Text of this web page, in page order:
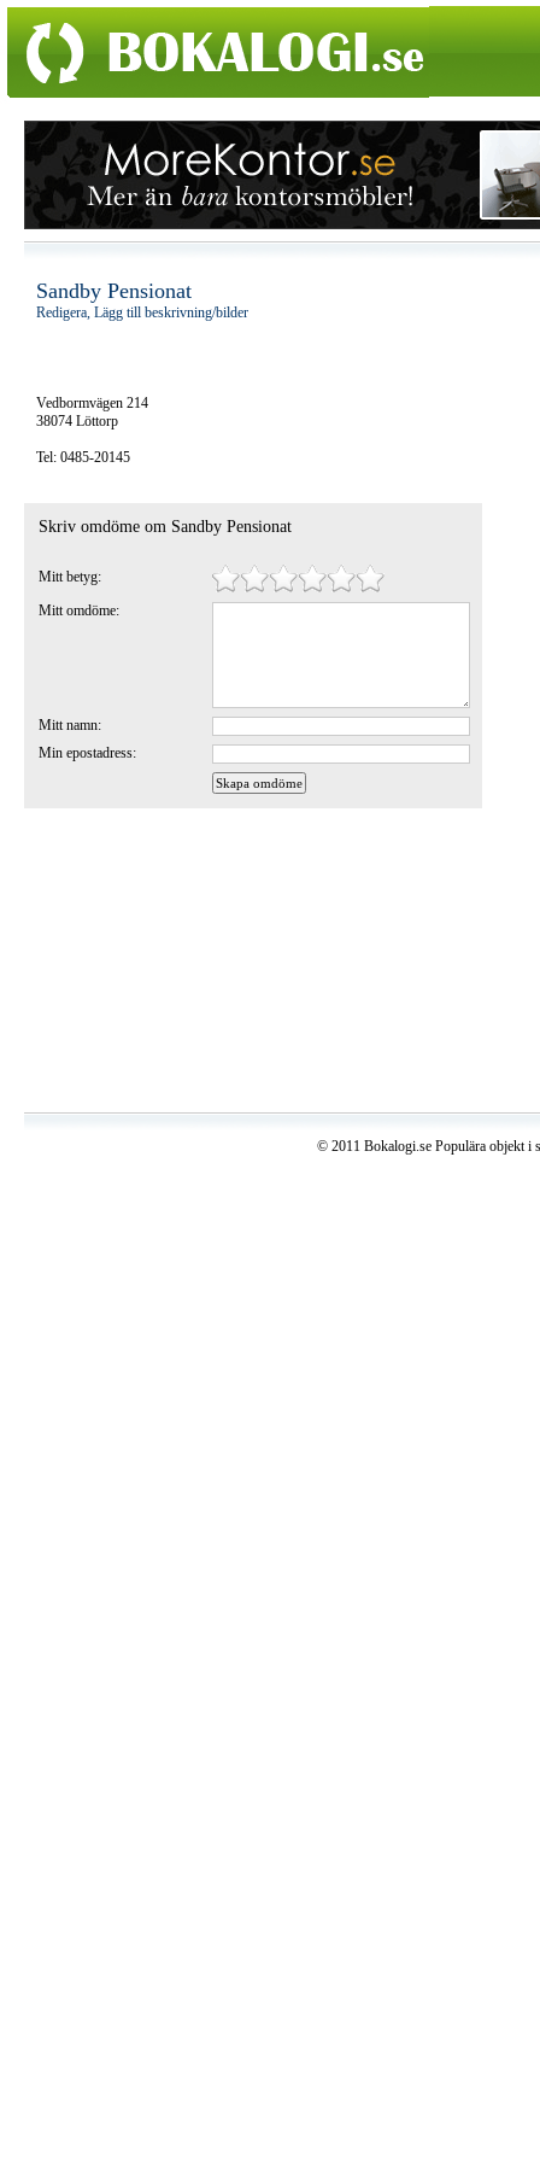
Sandby Pensionat
Redigera, Lägg till beskrivning/bilder
Vedbormvägen 214
38074 Löttorp
Tel: 0485-20145
Skriv omdöme om Sandby Pensionat
Mitt betyg:
Mitt omdöme:
Mitt namn:
Min epostadress:
© 2011 Bokalogi.se Populära objekt i